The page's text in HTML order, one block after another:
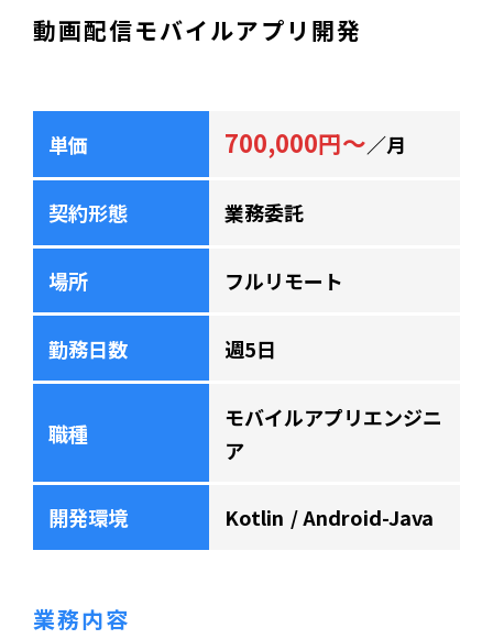
動画配信モバイルアプリ開発
単価 700,000円～／月
契約形態 業務委託
場所 フルリモート
勤務日数 週5日
職種
モバイルアプリエンジニ
ア
開発環境 Kotlin Android-Java
業務内容